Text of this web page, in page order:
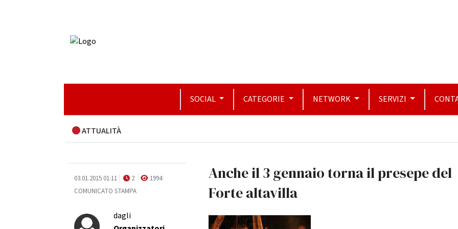
SOCIAL CATEGORIE NETWORK SERVIZI
ATTUALITÀ
03.01.2015 01:11 2
1994
COMUNICATO STAMPA
dagli
Anche il 3 gennaio torna il presepe del
Forte altavilla